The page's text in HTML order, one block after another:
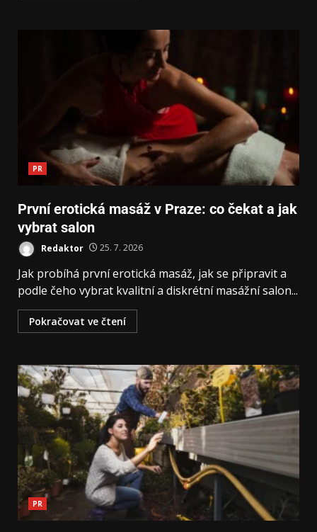
PR
První erotická masáž v Praze: co čekat a jak
vybrat salon
Redaktor 25. 7. 2026
Jak probíhá první erotická masáž, jak se připravit a
podle čeho vybrat kvalitní a diskrétní masážní salon...
Pokračovat ve čtení
PR